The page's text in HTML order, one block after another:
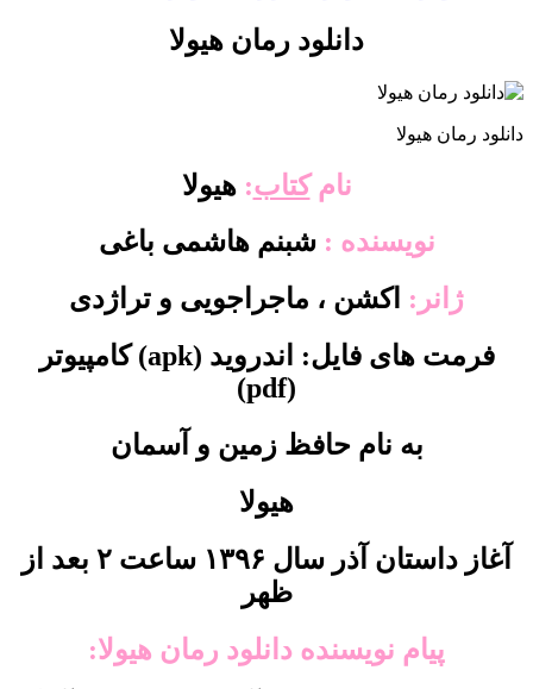
دانلود رمان هیولا
دانلود رمان هیولا
نامکتاب:‌ هیولا
نویسنده : شبنم هاشمی باغی
ژانر: اکشن ، ماجراجویی و تراژدی
فرمت های فایل: اندروید (apk) کامپیوتر
(pdf)
به نام حافظ زمین و آسمان
هیولا
آغاز داستان آذر سال ۱۳۹۶ ساعت ۲ بعد از
ظهر
پیام نویسنده دانلود رمان هیولا: